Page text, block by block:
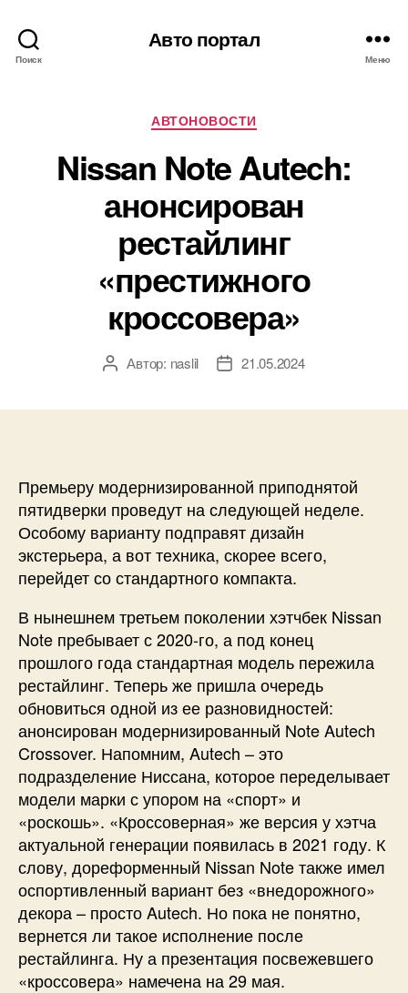
Поиск
Авто портал
Меню
Рубрики
АВТОНОВОСТИ
Nissan Note Autech:
анонсирован
рестайлинг
«престижного
кроссовера»
АвторАвтор: naslil
Дата21.05.2024
Премьеру модернизированной приподнятой
пятидверки проведут на следующей неделе.
Особому варианту подправят дизайн
экстерьера, а вот техника, скорее всего,
перейдет со стандартного компакта.
В нынешнем третьем поколении хэтчбек Nissan
Note пребывает с 2020-го, а под конец
прошлого года стандартная модель пережила
рестайлинг. Теперь же пришла очередь
обновиться одной из ее разновидностей:
анонсирован модернизированный Note Autech
Crossover. Напомним, Autech – это
подразделение Ниссана, которое переделывает
модели марки с упором на «спорт» и
«роскошь». «Кроссоверная» же версия у хэтча
актуальной генерации появилась в 2021 году. К
слову, дореформенный Nissan Note также имел
оспортивленный вариант без «внедорожного»
декора – просто Autech. Но пока не понятно,
вернется ли такое исполнение после
рестайлинга. Ну а презентация посвежевшего
«кроссовера» намечена на 29 мая.